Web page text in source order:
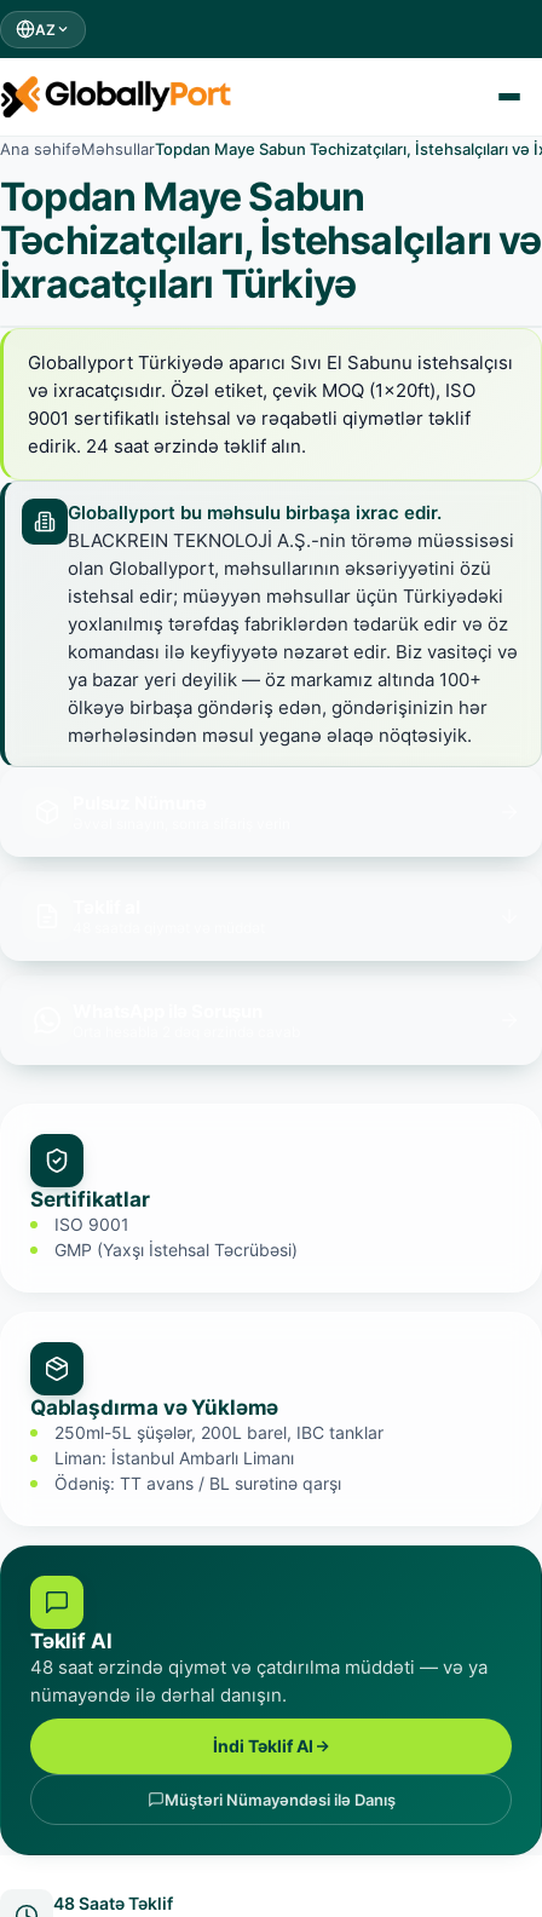
AZ
Ana səhifəMəhsullarTopdan Maye Sabun Təchizatçıları, İstehsalçıları və
Topdan Maye Sabun
Təchizatçıları, İstehsalçıları və
İxracatçıları Türkiyə
Globallyport Türkiyədə aparıcı Sıvı El Sabunu istehsalçısı
və ixracatçısıdır. Özəl etiket, çevik MOQ (1x20ft), ISO
9001 sertifikatlı istehsal və rəqabətli qiymətlər təklif
edirik. 24 saat ərzində təklif alın.
Globallyport bu məhsulu birbaşa ixrac edir.
BLACKREIN TEKNOLOJİ A.Ş.-nin törəmə müəssisəsi
olan Globallyport, məhsullarının əksəriyyətini özü
istehsal edir; müəyyən məhsullar üçün Türkiyədəki
yoxlanılmış tərəfdaş fabriklərdən tədarük edir və öz
komandası ilə keyfiyyətə nəzarət edir. Biz vasitəçi və
ya bazar yeri deyilik — öz markamız altında 100+
ölkəyə birbaşa göndəriş edən, göndərişinizin hər
mərhələsindən məsul yeganə əlaqə nöqtəsiyik.
Sertifikatlar
ISO 9001
GMP (Yaxşı İstehsal Təcrübəsi)
Qablaşdırma və Yükləmə
250ml-5L şüşələr, 200L barel, IBC tanklar
Liman: İstanbul Ambarlı Limanı
Ödəniş: TT avans / BL surətinə qarşı
Təklif Al
48 saat ərzində qiymət və çatdırılma müddəti — və ya
nümayəndə ilə dərhal danışın.
İndi Təklif Al
Müştəri Nümayəndəsi ilə Danış
48 Saatə Təklif